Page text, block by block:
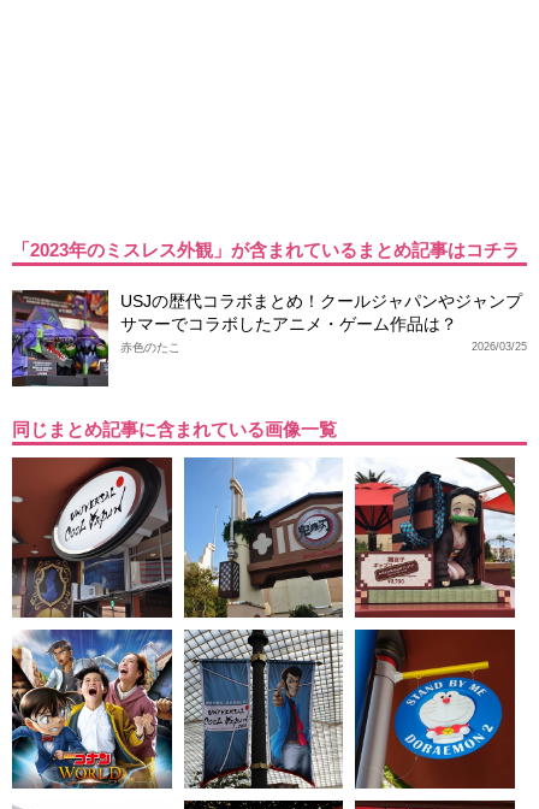
「2023年のミスレス外観」が含まれているまとめ記事はコチラ
USJの歴代コラボまとめ！クールジャパンやジャンプ
サマーでコラボしたアニメ・ゲーム作品は？
2026/03/25
赤色のたこ
同じまとめ記事に含まれている画像一覧